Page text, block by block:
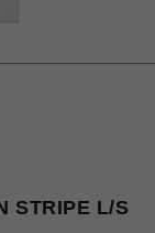
STRIPE L/S